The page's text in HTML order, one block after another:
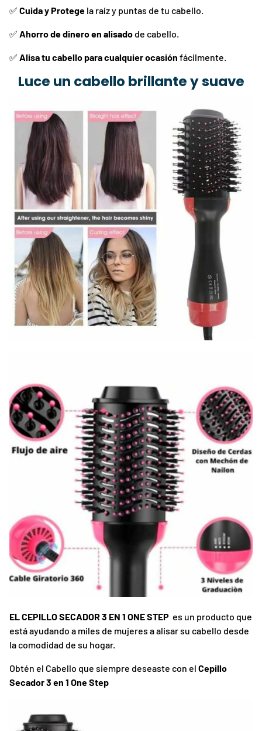
✅ Cuida y Protege la raíz y puntas de tu cabello.
✅ Ahorro de dinero en alisado de cabello.
✅ Alisa tu cabello para cualquier ocasión fácilmente.
Luce un cabello brillante y suave
EL CEPILLO SECADOR 3 EN 1 ONE STEP es un producto que
está ayudando a miles de mujeres a alisar su cabello desde
la comodidad de su hogar.
Obtén el Cabello que siempre deseaste con el Cepillo
Secador 3 en 1 One Step